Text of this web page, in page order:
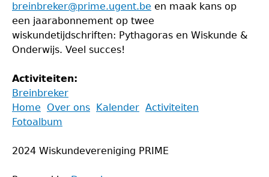
breinbreker@prime.ugent.be en maak kans op
een jaarabonnement op twee
wiskundetijdschriften: Pythagoras en Wiskunde &
Onderwijs. Veel succes!
Activiteiten:
Breinbreker
Back
to
Main
menu
Home Over ons Kalender Activiteiten
Fotoalbum
2024 Wiskundevereniging PRIME